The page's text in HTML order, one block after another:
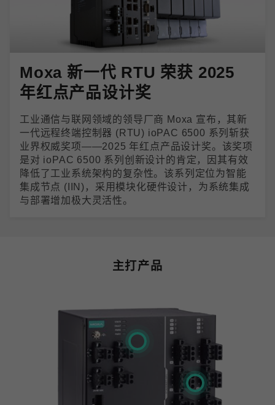
Moxa 新一代 RTU 荣获 2025
年红点产品设计奖
工业通信与联网领域的领导厂商 Moxa 宣布，其新
一代远程终端控制器 (RTU) ioPAC 6500 系列斩获
业界权威奖项——2025 年红点产品设计奖。该奖项
是对 ioPAC 6500 系列创新设计的肯定，因其有效
降低了工业系统架构的复杂性。该系列定位为智能
集成节点 (IIN)，采用模块化硬件设计，为系统集成
与部署增加极大灵活性。
主打产品